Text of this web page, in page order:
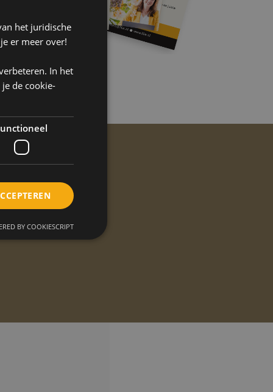
kunt doen.
het juridische
er meer over!
In het
de cookie-
BY COOKIESCRIPT